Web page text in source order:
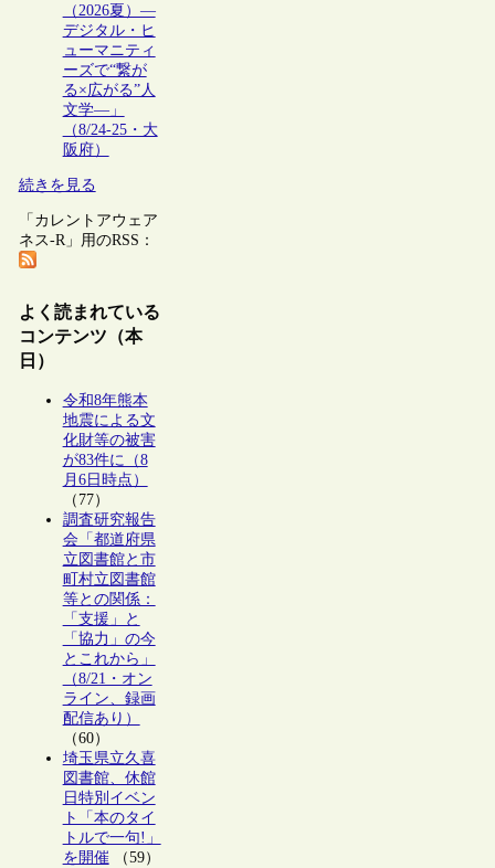
（2026夏）―
デジタル・ヒ
ューマニティ
ーズで“繋が
る×広がる”人
文学―」
（8/24-25・大
阪府）
続きを見る
「カレントアウェア
ネス-R」用のRSS：
よく読まれている
コンテンツ（本
日）
令和8年熊本
地震による文
化財等の被害
が83件に（8
月6日時点）
（77）
調査研究報告
会「都道府県
立図書館と市
町村立図書館
等との関係：
「支援」と
「協力」の今
とこれから」
（8/21・オン
ライン、録画
配信あり）
（60）
埼玉県立久喜
図書館、休館
日特別イベン
ト「本のタイ
トルで一句!」
を開催（59）